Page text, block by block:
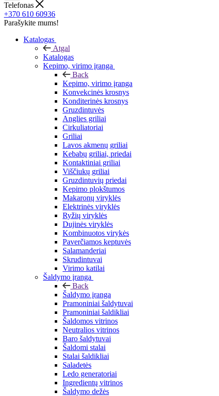
Telefonas
+370 610 60936
Parašykite mums!
Katalogas
Atgal
Katalogas
Kepimo, virimo įranga
Back
Kepimo, virimo įranga
Konvekcinės krosnys
Konditerinės krosnys
Gruzdintuvės
Anglies griliai
Cirkuliatoriai
Griliai
Lavos akmenų griliai
Kebabų griliai, priedai
Kontaktiniai griliai
Viščiukų griliai
Gruzdintuvių priedai
Kepimo plokštumos
Makaronų viryklės
Elektrinės viryklės
Ryžių viryklės
Dujinės viryklės
Kombinuotos virykės
Paverčiamos keptuvės
Salamanderiai
Skrudintuvai
Virimo katilai
Šaldymo įranga
Back
Šaldymo įranga
Pramoniniai šaldytuvai
Pramoniniai šaldikliai
Šaldomos vitrinos
Neutralios vitrinos
Baro šaldytuvai
Šaldomi stalai
Stalai šaldikliai
Saladetės
Ledo generatoriai
Ingredientų vitrinos
Šaldymo dežės